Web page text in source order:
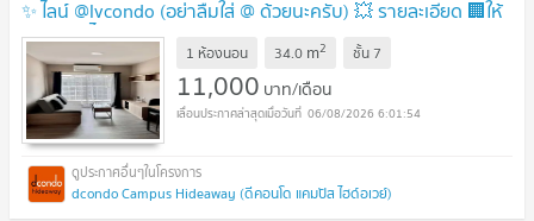
✨ ไลน์ @lvcondo (อย่าลืมใส่ @ ด้วยนะครับ) 💥 รายละเอียด 🏢ให้
เช่า 📲✨ ไลน์ @lvcondo
1 ห้องนอน 34.0 m2 ชั้น 7
11,000 บาท/เดือน
06/08/2026 6:01:54
dcondo Campus Hideaway (ดีคอนโด แคมปัส ไฮด์อเวย์)